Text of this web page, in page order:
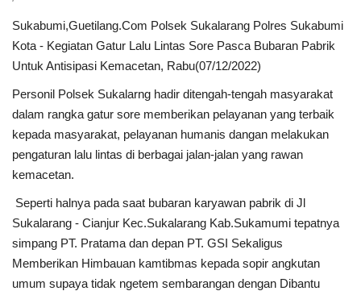
Informasi Journalism
Kesehatan
Layanan Publik
Perempuan/Anak
Sukabumi,Guetilang.Com Polsek Sukalarang Polres Sukabumi
Kota - Kegiatan Gatur Lalu Lintas Sore Pasca Bubaran Pabrik
Untuk Antisipasi Kemacetan, Rabu(07/12/2022)
Personil Polsek Sukalarng hadir ditengah-tengah masyarakat
dalam rangka gatur sore memberikan pelayanan yang terbaik
kepada masyarakat, pelayanan humanis dangan melakukan
pengaturan lalu lintas di berbagai jalan-jalan yang rawan
kemacetan.
Seperti halnya pada saat bubaran karyawan pabrik di Jl
Sukalarang - Cianjur Kec.Sukalarang Kab.Sukamumi tepatnya
simpang PT. Pratama dan depan PT. GSI Sekaligus
Memberikan Himbauan kamtibmas kepada sopir angkutan
umum supaya tidak ngetem sembarangan dengan Dibantu